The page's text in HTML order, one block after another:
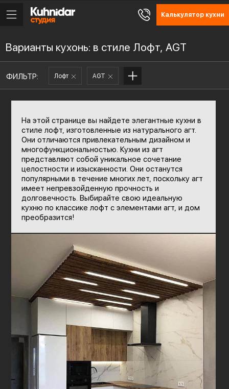
Калькулятор кухни
Варианты кухонь: в стиле Лофт, AGT
ФИЛЬТР: Лофт AGT
На этой странице вы найдете элегантные кухни в
стиле лофт, изготовленные из натурального агт.
Они отличаются привлекательным дизайном и
многофункциональностью. Кухни из агт
представляют собой уникальное сочетание
целостности и изысканности. Они останутся
популярными в течение многих лет, поскольку агт
имеет непревзойденную прочность и
долговечность. Выбирайте свою идеальную
кухню по классике лофт с элементами агт, и дом
преобразится!